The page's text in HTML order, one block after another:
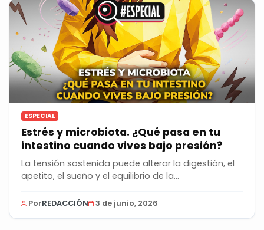
ESPECIAL
Estrés y microbiota. ¿Qué pasa en tu
intestino cuando vives bajo presión?
La tensión sostenida puede alterar la digestión, el
apetito, el sueño y el equilibrio de la...
PorREDACCIÓN 3 de junio, 2026